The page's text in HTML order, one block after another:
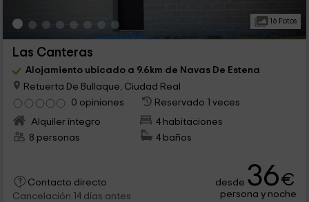
16 Fotos
Las Canteras
Alojamiento ubicado a 9.6km de Navas De Estena
Retuerta De Bullaque, Ciudad Real
0 opiniones
Reservado 1 veces
Alquiler íntegro
4 habitaciones
8 personas
4 baños
Contacto directo
Cancelación 14 días antes
desde 36€
persona y noche